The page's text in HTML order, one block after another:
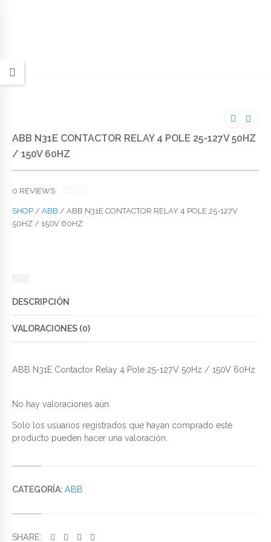
ABB N31E CONTACTOR RELAY 4 POLE 25-127V 50HZ
/ 150V 60HZ
0 REVIEWS
O
T
SHOP / ABB / ABB N31E CONTACTOR RELAY 4 POLE 25-127V
50HZ / 150V 60HZ
DESCRIPCIÓN
VALORACIONES (0)
ABB N31E Contactor Relay 4 Pole 25-127V 50Hz / 150V 60Hz
No hay valoraciones aún.
Solo los usuarios registrados que hayan comprado este
producto pueden hacer una valoración.
CATEGORÍA: ABB
SHARE: